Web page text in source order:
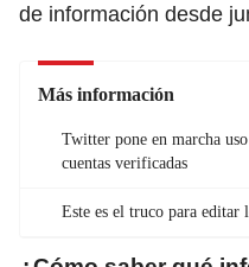
de información desde
Más información
Twitter pone en marcha
cuentas verificadas
Este es el truco para editar